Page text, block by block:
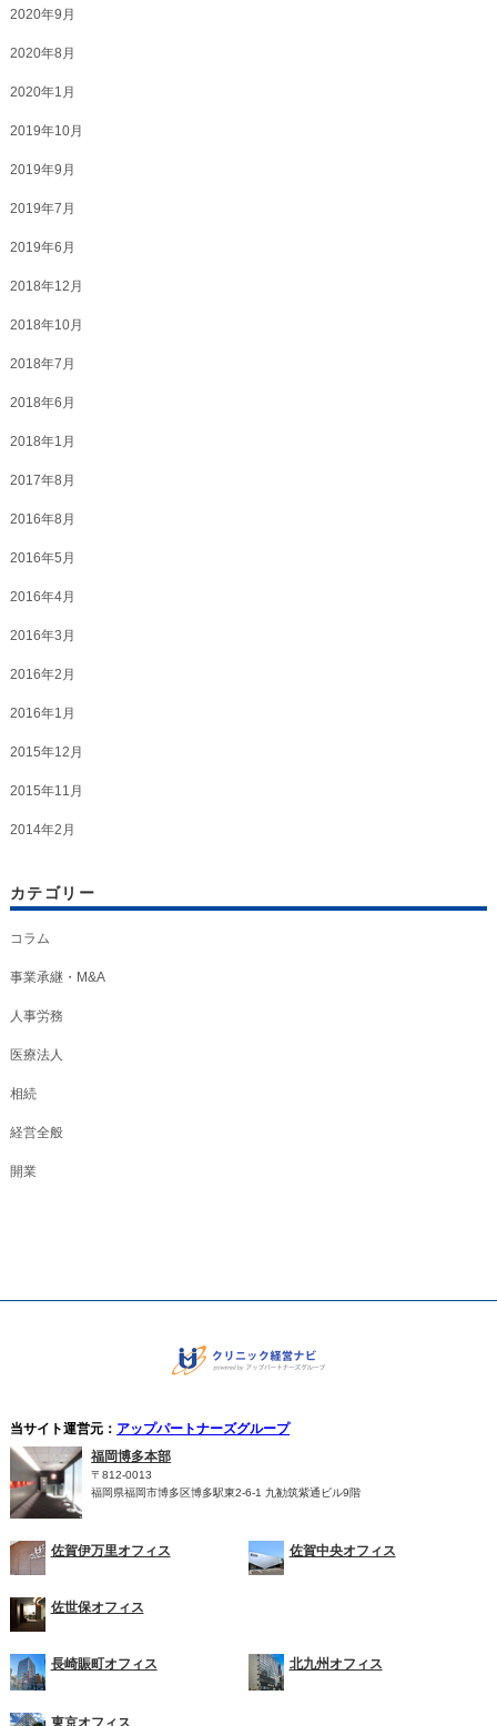
2020年9月
2020年8月
2020年1月
2019年10月
2019年9月
2019年7月
2019年6月
2018年12月
2018年10月
2018年7月
2018年6月
2018年1月
2017年8月
2016年8月
2016年5月
2016年4月
2016年3月
2016年2月
2016年1月
2015年12月
2015年11月
2014年2月
カテゴリー
コラム
事業承継・M&A
人事労務
医療法人
相続
経営全般
開業
当サイト運営元： アップパートナーズグループ
福岡博多本部
〒812-0013
福岡県福岡市博多区博多駅東2-6-1 九勧筑紫通ビル9階
佐賀伊万里オフィス 佐賀中央オフィス
佐世保オフィス
長崎賑町オフィス 北九州オフィス
東京オフィス